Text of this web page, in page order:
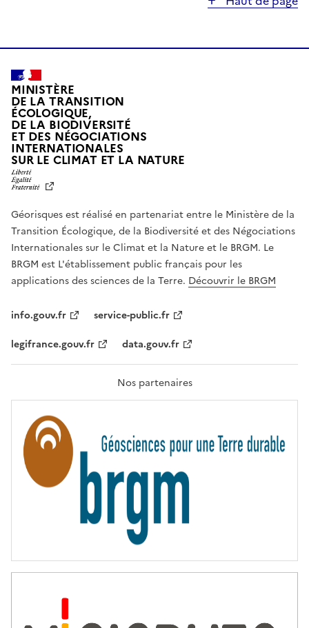
MINISTÈRE
DE LA TRANSITION
ÉCOLOGIQUE,
DE LA BIODIVERSITÉ
ET DES NÉGOCIATIONS
INTERNATIONALES
SUR LE CLIMAT ET LA NATUREL
T
É
,
É
G
A
L
F
A
T
R
T
É
Géorisques est réalisé en partenariat entre le Ministère de la
Transition Écologique, de la Biodiversité et des Négociations
Internationales sur le Climat et la Nature et le BRGM. Le
BRGM est L'établissement public français pour les
applications des sciences de la Terre. Découvrir le BRGM
info.gouv.fr
service-public.fr
legifrance.gouv.fr
data.gouv.fr
Nos partenaires